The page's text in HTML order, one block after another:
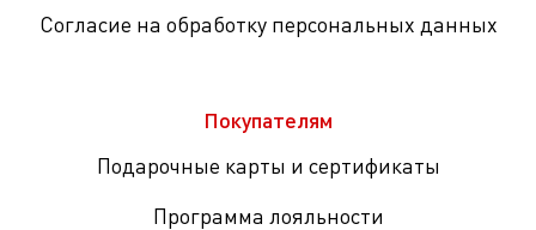
Согласие на обработку персональных данных
Покупателям
Подарочные карты и сертификаты
Программа лояльности